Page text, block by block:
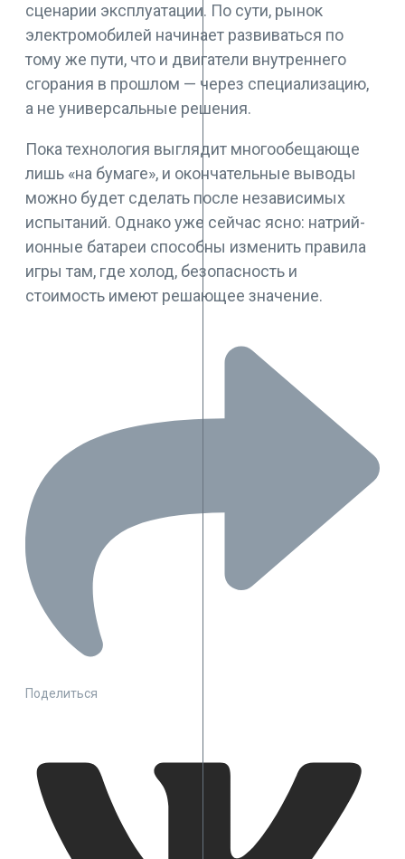
сценарии эксплуатации. По сути, рынок
электромобилей начинает развиваться по
тому же пути, что и двигатели внутреннего
сгорания в прошлом — через специализацию,
а не универсальные решения.
Пока технология выглядит многообещающе
лишь «на бумаге», и окончательные выводы
можно будет сделать после независимых
испытаний. Однако уже сейчас ясно: натрий-
ионные батареи способны изменить правила
игры там, где холод, безопасность и
стоимость имеют решающее значение.
Поделиться